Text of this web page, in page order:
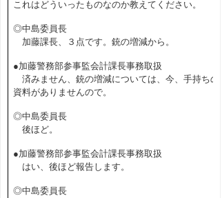
これはどういったものなのか教えてください。
◎中島委員長
加藤課長、３点です。銃の増減から。
●加藤警務部参事監会計課長事務取扱
済みません、銃の増減については、今、手持ちの
資料がありませんので。
◎中島委員長
後ほど。
●加藤警務部参事監会計課長事務取扱
はい、後ほど報告します。
◎中島委員長